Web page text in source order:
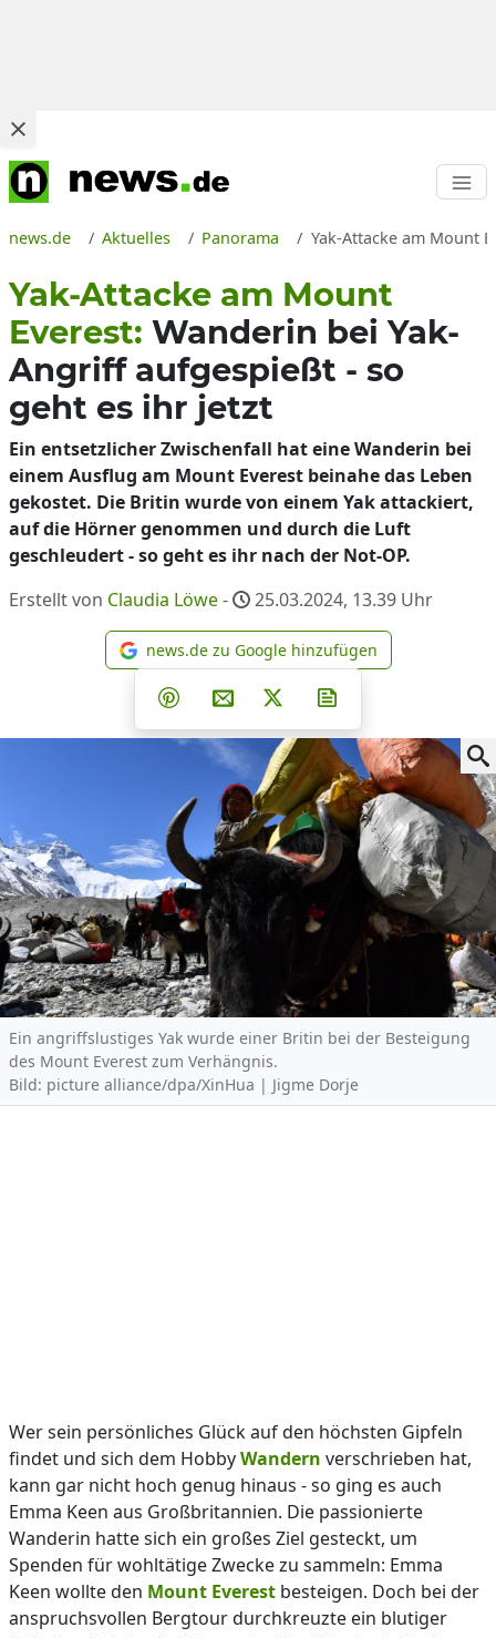
news.de Aktuelles Panorama Yak-Attacke am Mount
Yak-Attacke am Mount
Everest: Wanderin bei Yak-
Angriff aufgespießt - so
geht es ihr jetzt
Ein entsetzlicher Zwischenfall hat eine Wanderin bei
einem Ausflug am Mount Everest beinahe das Leben
gekostet. Die Britin wurde von einem Yak attackiert,
auf die Hörner genommen und durch die Luft
geschleudert - so geht es ihr nach der Not-OP.
Erstellt von Claudia Löwe- 25.03.2024, 13.39 Uhr
news.de zu Google
news.de zu Google hinzufügen
Teilen auf Facebook
Teilen auf Whatsapp
Teilen auf Telegram
Teilen auf Pinterest
Per E-Mail teilen
Post auf X
Ein angriffslustiges Yak wurde einer Britin bei der Besteigung
des Mount Everest zum Verhängnis.
Bild: picture alliance/dpa/XinHua | Jigme Dorje
Wer sein persönliches Glück auf den höchsten Gipfeln
findet und sich dem HobbyWandern verschrieben hat,
kann gar nicht hoch genug hinaus - so ging es auch
Emma Keen aus Großbritannien. Die passionierte
Wanderin hatte sich ein großes Ziel gesteckt, um
Spenden für wohltätige Zwecke zu sammeln: Emma
Keen wollte den Mount Everest besteigen. Doch bei der
anspruchsvollen Bergtour durchkreuzte ein blutiger